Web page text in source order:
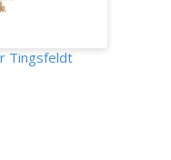
Tingsfeldt